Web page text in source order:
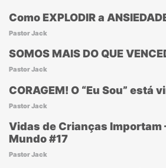
Como EXPLODIR a
Pastor Jack
SOMOS MAIS DO QUE
Pastor Jack
CORAGEM! O “Eu Sou” está
Pastor Jack
Vidas de Crianças Importam
Mundo #17
Pastor Jack